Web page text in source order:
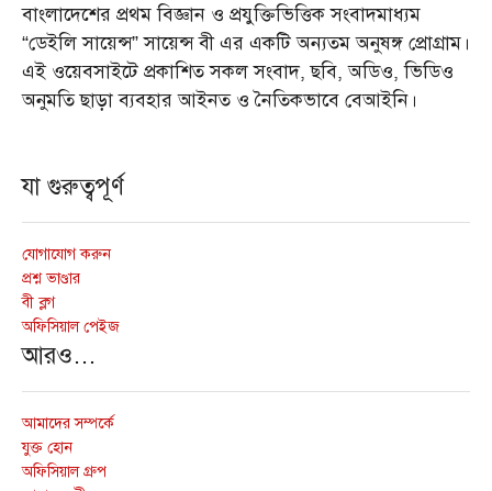
বাংলাদেশের প্রথম বিজ্ঞান ও প্রযুক্তিভিত্তিক সংবাদমাধ্যম
“ডেইলি সায়েন্স” সায়েন্স বী এর একটি অন্যতম অনুষঙ্গ প্রোগ্রাম।
এই ওয়েবসাইটে প্রকাশিত সকল সংবাদ, ছবি, অডিও, ভিডিও
অনুমতি ছাড়া ব্যবহার আইনত ও নৈতিকভাবে বেআইনি।
যা গুরুত্বপূর্ণ
যোগাযোগ করুন
প্রশ্ন ভাণ্ডার
বী ব্লগ
অফিসিয়াল পেইজ
আরও…
আমাদের সম্পর্কে
যুক্ত হোন
অফিসিয়াল গ্রুপ